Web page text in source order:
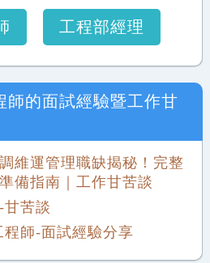
工程部經理
師的面試經驗暨工作甘
維運管理職缺揭秘！完整
備指南｜工作甘苦談
甘苦談
師-面試經驗分享